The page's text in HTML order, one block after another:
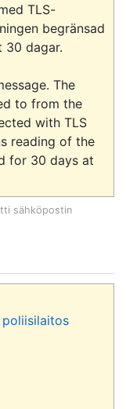
TLS-
begränsad
30 dagar.
The
to from the
with TLS
reading of the
for 30 days at
sähköpostin
poliisilaitos